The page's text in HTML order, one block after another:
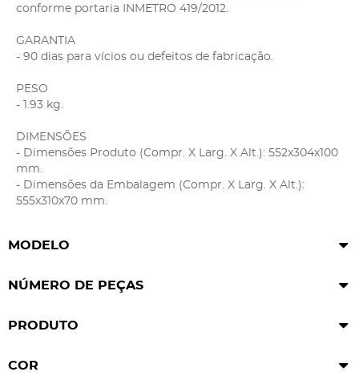
conforme portaria INMETRO 419/2012.
GARANTIA
- 90 dias para vícios ou defeitos de fabricação.
PESO
- 1.93 kg.
DIMENSÕES
- Dimensões Produto (Compr. X Larg. X Alt.): 552x304x100
mm.
- Dimensões da Embalagem (Compr. X Larg. X Alt.):
555x310x70 mm.
MODELO
NÚMERO DE PEÇAS
PRODUTO
COR